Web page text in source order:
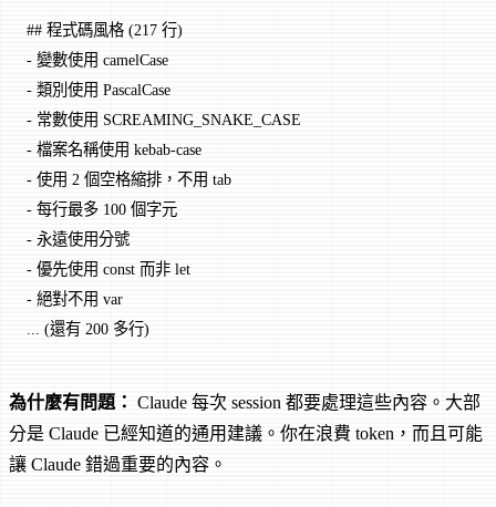
## 程式碼風格 (217 行)
- 變數使用 camelCase
- 類別使用 PascalCase
- 常數使用 SCREAMING_SNAKE_CASE
- 檔案名稱使用 kebab-case
- 使用 2 個空格縮排，不用 tab
- 每行最多 100 個字元
- 永遠使用分號
- 優先使用 const 而非 let
- 絕對不用 var
... (還有 200 多行)
為什麼有問題： Claude 每次 session 都要處理這些內容。大部
分是 Claude 已經知道的通用建議。你在浪費 token，而且可能
讓 Claude 錯過重要的內容。